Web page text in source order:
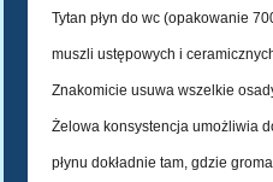
Tytan płyn do wc (opakowanie
muszli ustępowych i
Znakomicie usuwa wszelkie
Żelowa konsystencja umożliwia
płynu dokładnie tam, gdzie